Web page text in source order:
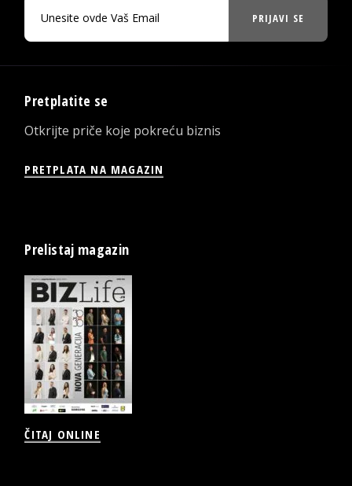
PRIJAVI SE
Pretplatite se
Otkrijte priče koje pokreću biznis
PRETPLATA NA MAGAZIN
Prelistaj magazin
ČITAJ ONLINE